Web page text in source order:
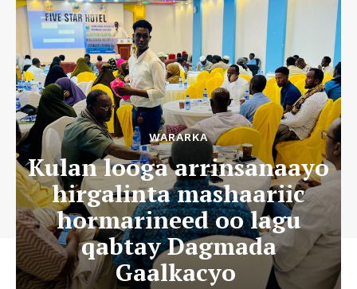
WARARKA
Kulan looga arrinsanaayo
hirgalinta mashaariic
hormarineed oo lagu
qabtay Dagmada
Gaalkacyo